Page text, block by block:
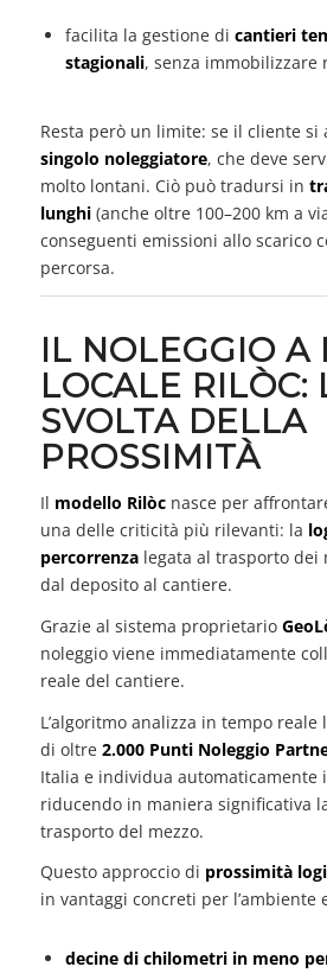
facilita la gestione di cantieri
stagionali, senza immobilizzare
Resta però un limite: se il cliente si
singolo noleggiatore, che deve
molto lontani. Ciò può tradursi in
lunghi(anche oltre 100–200 km a
conseguenti emissioni allo scarico
percorsa.
IL NOLEGGIO A
LOCALE RILÒC:
SVOLTA DELLA
PROSSIMITÀ
Il modello Rilòcnasce per
una delle criticità più rilevanti: la
percorrenzalegata al trasporto dei
dal deposito al cantiere.
Grazie al sistema proprietario
noleggio viene immediatamente
reale del cantiere.
L’algoritmo analizza in tempo reale
di oltre 2.000 Punti Noleggio
Italia e individua
riducendo in maniera significativa
trasporto del mezzo.
Questo approccio di prossimità
in vantaggi concreti per l’ambiente
decine di chilometri in meno